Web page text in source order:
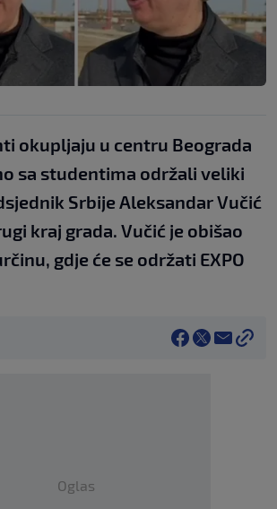
okupljaju u centru Beograda
sa studentima održali veliki
Srbije Aleksandar Vučić
kraj grada. Vučić je obišao
gdje će se održati EXPO
Oglas